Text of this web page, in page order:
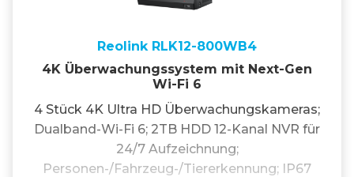
Reolink RLK12-800WB4
4K Überwachungssystem mit Next-Gen
Wi-Fi 6
4 Stück 4K Ultra HD Überwachungskameras;
Dualband-Wi-Fi 6; 2TB HDD 12-Kanal NVR für
24/7 Aufzeichnung;
Personen-/Fahrzeug-/Tiererkennung; IP67